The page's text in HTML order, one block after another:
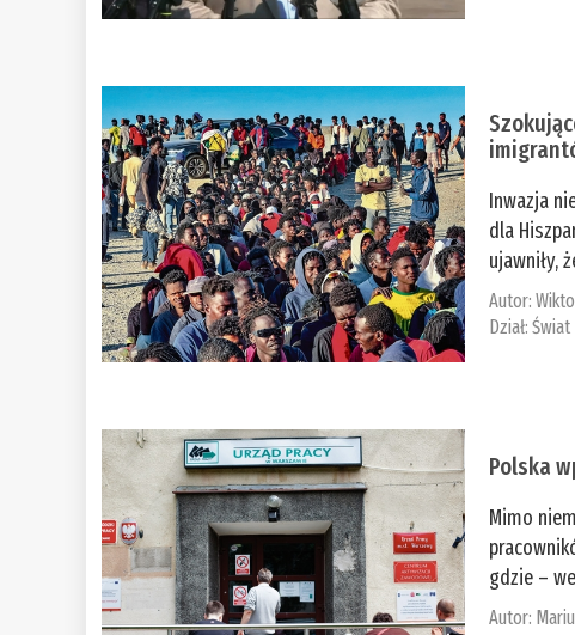
Inwazja
dla
ujawniły,
Autor:
Dział:Świat
Polska
Mimo
gdzie –
Autor: